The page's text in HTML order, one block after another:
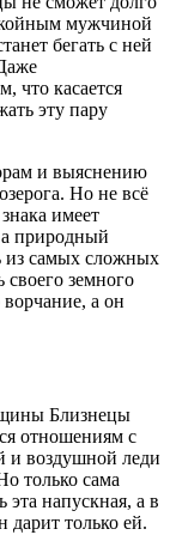
мужчиной
бегать с ней
что касается
эту пару
и выяснению
Но не всё
имеет
а природный
из самых сложных
земного
а он
Близнецы
отношениям с
и воздушной леди
только сама
эта напускная, а в
только ей.